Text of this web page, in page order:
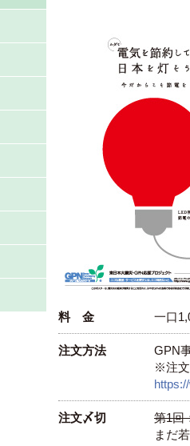
料 金 一口
注文方法
GPN
※注
注文〆切
第1回
まだ